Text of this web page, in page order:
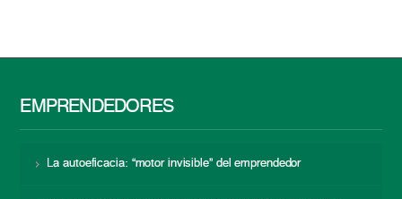
EMPRENDEDORES
La autoeficacia: “motor invisible” del emprendedor